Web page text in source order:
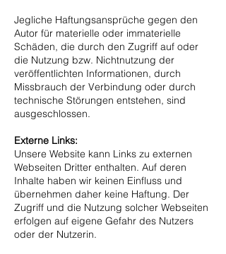
Jegliche Haftungsansprüche gegen den
Autor für materielle oder immaterielle
Schäden, die durch den Zugriff auf oder
die Nutzung bzw. Nichtnutzung der
veröffentlichten Informationen, durch
Missbrauch der Verbindung oder durch
technische Störungen entstehen, sind
ausgeschlossen.
Externe Links:
Unsere Website kann Links zu externen
Webseiten Dritter enthalten. Auf deren
Inhalte haben wir keinen Einfluss und
übernehmen daher keine Haftung. Der
Zugriff und die Nutzung solcher Webseiten
erfolgen auf eigene Gefahr des Nutzers
oder der Nutzerin.